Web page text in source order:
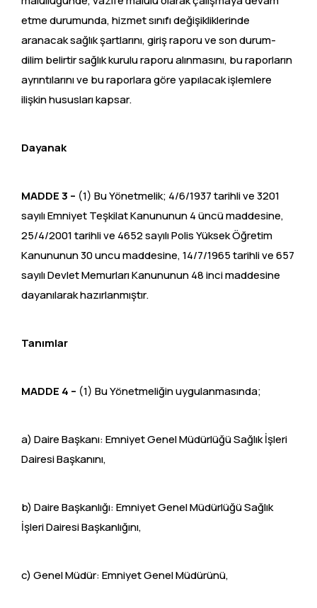
etme durumunda, hizmet sınıfı değişikliklerinde
aranacak sağlık şartlarını, giriş raporu ve son durum-
dilim belirtir sağlık kurulu raporu alınmasını, bu raporların
ayrıntılarını ve bu raporlara göre yapılacak işlemlere
ilişkin hususları kapsar.
Dayanak
MADDE 3 – (1) Bu Yönetmelik; 4/6/1937 tarihli ve 3201
sayılı Emniyet Teşkilat Kanununun 4 üncü maddesine,
25/4/2001 tarihli ve 4652 sayılı Polis Yüksek Öğretim
Kanununun 30 uncu maddesine, 14/7/1965 tarihli ve 657
sayılı Devlet Memurları Kanununun 48 inci maddesine
dayanılarak hazırlanmıştır.
Tanımlar
MADDE 4 – (1) Bu Yönetmeliğin uygulanmasında;
a) Daire Başkanı: Emniyet Genel Müdürlüğü Sağlık İşleri
Dairesi Başkanını,
b) Daire Başkanlığı: Emniyet Genel Müdürlüğü Sağlık
İşleri Dairesi Başkanlığını,
c) Genel Müdür: Emniyet Genel Müdürünü,